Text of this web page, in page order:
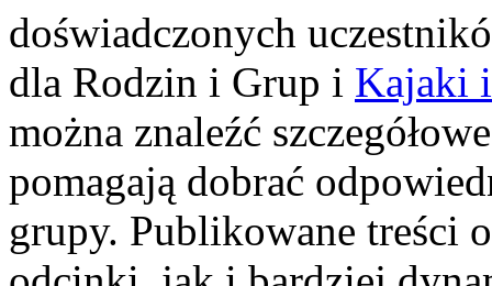
doświadczonych
dla Rodzin i Grup i Kajaki
można znaleźć
pomagają dobrać
grupy. Publikowane treści